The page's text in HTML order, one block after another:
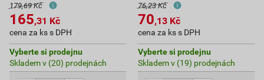
179,69 Kč
165,31 Kč
cena za ks s DPH
Vyberte si prodejnu
Skladem v (20) prodejnách
76,23 Kč
70,13 Kč
cena za ks s DPH
Vyberte si prodejnu
Skladem v (19) prodejnách